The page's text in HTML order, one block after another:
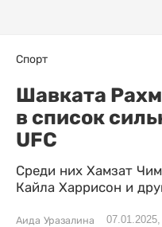
Спорт
Шавката
в список
UFC
Среди них Хамзат
Кайла Харрисон и
Аида Уразалина